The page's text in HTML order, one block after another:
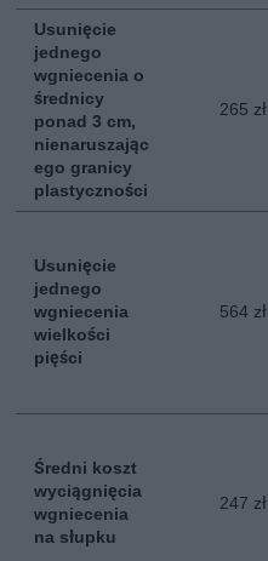
Usunięcie
jednego
wgniecenia o
średnicy
ponad 3 cm,
nienaruszając
ego granicy
plastyczności
265 zł
Usunięcie
jednego
wgniecenia
wielkości
pięści
564 zł
Średni koszt
wyciągnięcia
wgniecenia
na słupku
247 zł